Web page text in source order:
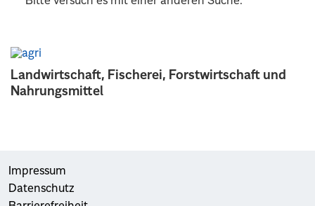
Landwirtschaft, Fischerei, Forstwirtschaft und
Nahrungsmittel
Impressum
Datenschutz